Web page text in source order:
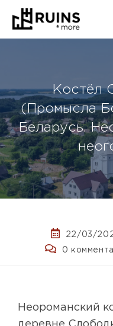
Костёл
(Промысла
Беларусь.
22/03/
0
Неороманский